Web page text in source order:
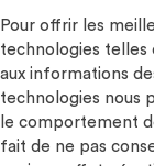
Pour offrir les
technologies telles
aux informations
technologies nous
le comportement
fait de ne pas